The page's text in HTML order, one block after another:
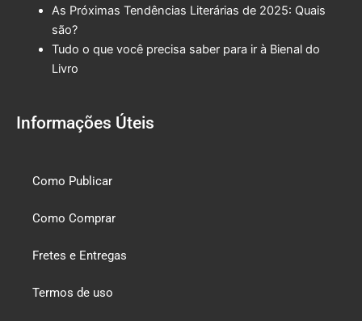
As Próximas Tendências Literárias de 2025: Quais
são?
Tudo o que você precisa saber para ir à Bienal do
Livro
Informações Úteis
Como Publicar
Como Comprar
Fretes e Entregas
Termos de uso